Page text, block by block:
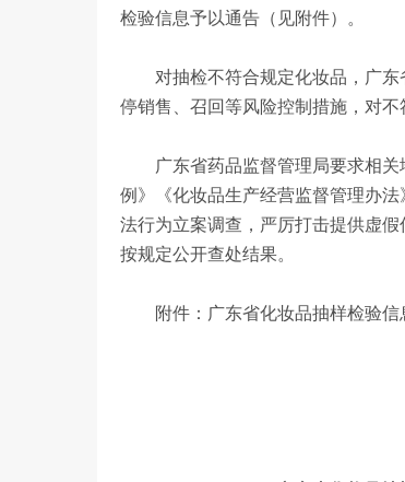
检验信息予以通告（见附件）。
对抽检不符合规定化妆品，广东
停销售、召回等风险控制措施，对不
广东省药品监督管理局要求相关
例》《化妆品生产经营监督管理办
法行为立案调查，严厉打击提供虚
按规定公开查处结果。
附件：广东省化妆品抽样检验信